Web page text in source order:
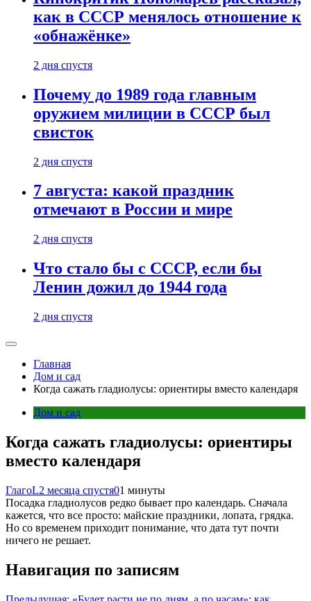
как в СССР менялось отношение к
«обнажёнке»
2 дня спустя
Почему до 1989 года главным
оружием милиции в СССР был
свисток
2 дня спустя
7 августа: какой праздник
отмечают в России и мире
2 дня спустя
Что стало бы с СССР, если бы
Ленин дожил до 1944 года
2 дня спустя
Главная
Дом и сад
Когда сажать гладиолусы: ориентиры вместо календаря
Дом и сад
Когда сажать гладиолусы: ориентиры
вместо календаря
ГлагоL2 месяца спустя01 минуты
Посадка гладиолусов редко бывает про календарь. Сначала
кажется, что все просто: майские праздники, лопата, грядка.
Но со временем приходит понимание, что дата тут почти
ничего не решает.
Навигация по записям